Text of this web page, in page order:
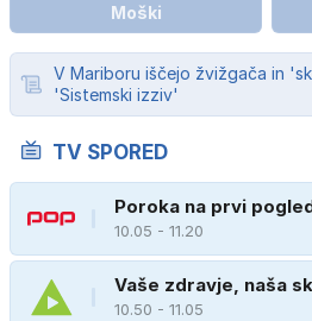
Moški
V Mariboru iščejo žvižgača in
'Sistemski izziv'
TV SPORED
Poroka na prvi
10.05 - 11.20
Vaše zdravje, naša
10.50 - 11.05